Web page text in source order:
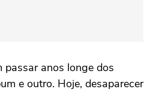
anos longe dos
e outro. Hoje, desaparecer